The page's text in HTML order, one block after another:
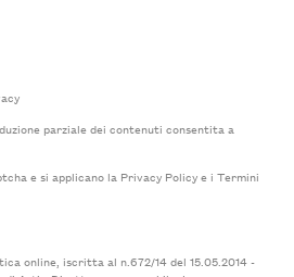
parziale dei contenuti consentita a
e si applicano la Privacy Policye i Termini
online, iscritta al n.672/14 del 15.05.2014 -